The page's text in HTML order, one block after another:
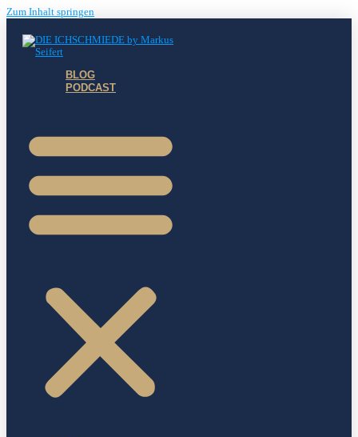
Zum Inhalt springen
BLOG
PODCAST